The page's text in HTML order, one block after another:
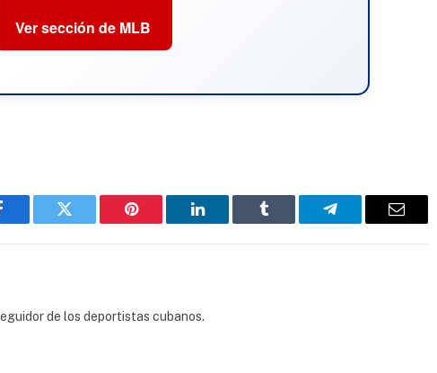
Ver sección de MLB
Twitter Pinterest LinkedIn Tumblr Telegram Email
de los deportistas cubanos.